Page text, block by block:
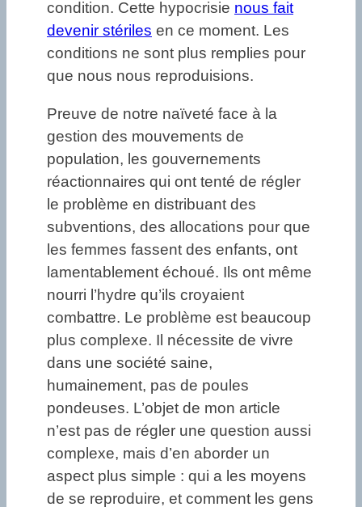
condition. Cette hypocrisie nous fait
devenir stériles en ce moment. Les
conditions ne sont plus remplies pour
que nous nous reproduisions.
Preuve de notre naïveté face à la
gestion des mouvements de
population, les gouvernements
réactionnaires qui ont tenté de régler
le problème en distribuant des
subventions, des allocations pour que
les femmes fassent des enfants, ont
lamentablement échoué. Ils ont même
nourri l’hydre qu’ils croyaient
combattre. Le problème est beaucoup
plus complexe. Il nécessite de vivre
dans une société saine,
humainement, pas de poules
pondeuses. L’objet de mon article
n’est pas de régler une question aussi
complexe, mais d’en aborder un
aspect plus simple : qui a les moyens
de se reproduire, et comment les gens